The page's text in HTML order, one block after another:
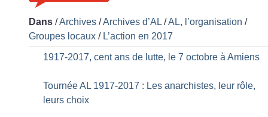
Dans /Archives /Archives d’AL /AL, l’organisation /
Groupes locaux / L’action en 2017
1917-2017, cent ans de lutte, le 7 octobre à Amiens
Tournée AL 1917-2017 : Les anarchistes, leur rôle,
leurs choix